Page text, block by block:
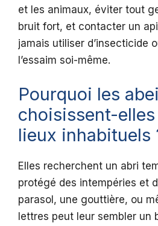
et les animaux, éviter tout
bruit fort, et contacter un
jamais utiliser d’insecticide
l’essaim soi-même.
Pourquoi les
choisissent-
lieux inhabituels
Elles recherchent un abri
protégé des intempéries et
parasol, une gouttière, ou
lettres peut leur sembler un